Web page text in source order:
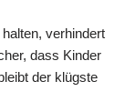
verhindert
dass Kinder
der klügste